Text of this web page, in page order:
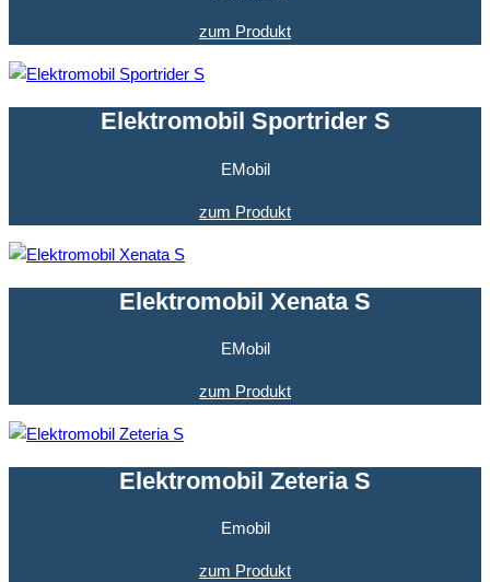
zum Produkt
Elektromobil Sportrider S
EMobil
zum Produkt
Elektromobil Xenata S
EMobil
zum Produkt
Elektromobil Zeteria S
Emobil
zum Produkt